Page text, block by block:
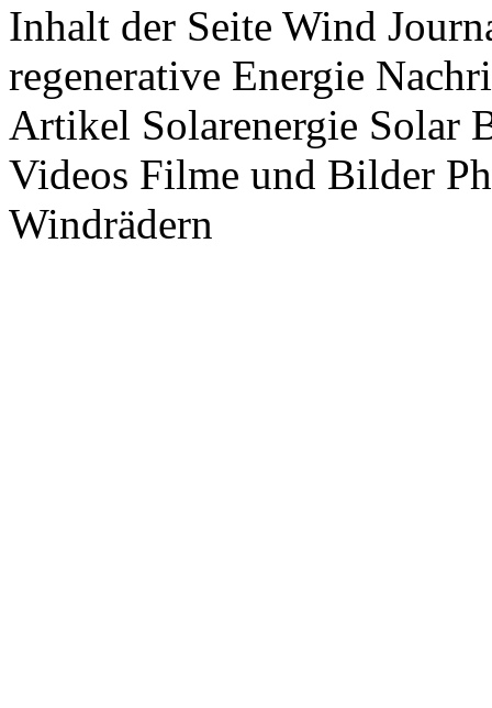
Inhalt der Seite Wind
regenerative Energie
Artikel Solarenergie Solar
Videos Filme und Bilder
Windrädern